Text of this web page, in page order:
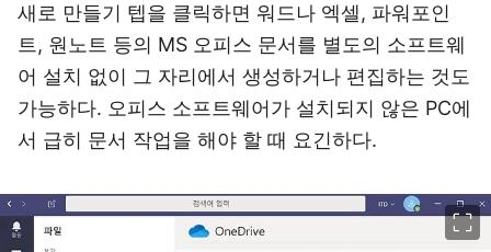
새로 만들기 텝을 클릭하면 워드나 엑셀, 파워포인
트, 원노트 등의 MS 오피스 문서를 별도의 소프트웨
어 설치 없이 그 자리에서 생성하거나 편집하는 것도
가능하다. 오피스 소프트웨어가 설치되지 않은 PC에
서 급히 문서 작업을 해야 할 때 요긴하다.